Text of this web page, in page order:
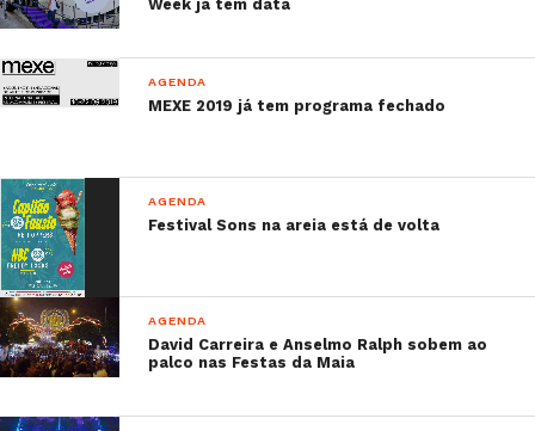
Week já tem data
AGENDA
MEXE 2019 já tem programa fechado
AGENDA
Festival Sons na areia está de volta
AGENDA
David Carreira e Anselmo Ralph sobem ao
palco nas Festas da Maia